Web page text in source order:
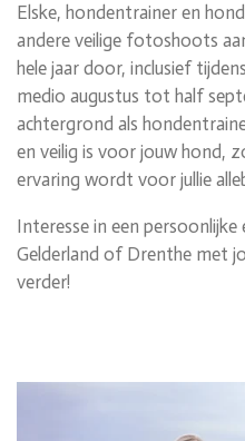
Elske, hondentrainer en
andere veilige fotoshoots
hele jaar door, inclusief
medio augustus tot half
achtergrond als
en veilig is voor jouw hond,
ervaring wordt voor jullie
Interesse in een
Gelderland of Drenthe met
verder!